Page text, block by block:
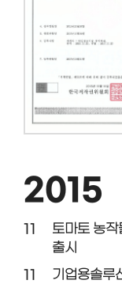
2015
11
토마토 농
출시
11
기업용솔루